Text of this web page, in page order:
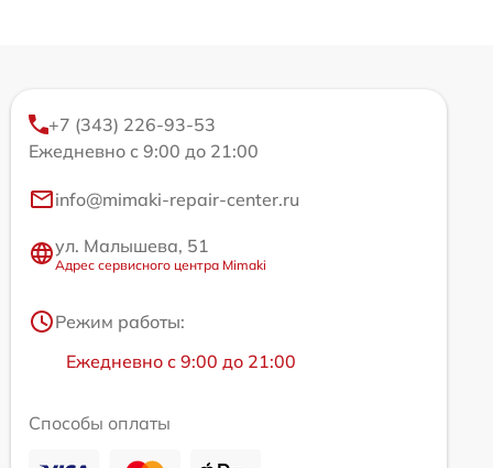
+7 (343) 226-93-53
Ежедневно с 9:00 до 21:00
info@mimaki-repair-center.ru
ул. Малышева, 51
Адрес сервисного центра Mimaki
Режим работы:
Ежедневно с 9:00 до 21:00
Способы оплаты